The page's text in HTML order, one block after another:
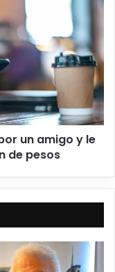
un amigo y le
de pesos